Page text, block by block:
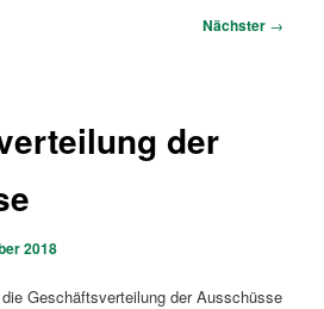
Nächster →
der
2018
Geschäftsverteilung der Ausschüsse